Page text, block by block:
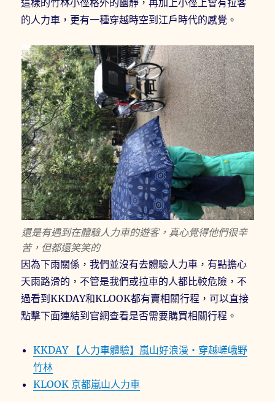
這樣的竹林小徑格外的幽靜，再加上小徑上會有拉客
的人力車，更有一種穿越時空到江戶時代的感覺。
還是有遇到在體驗人力車的遊客，真心覺得他們很辛
苦，但都還笑笑的
因為下雨關係，我們並沒有去體驗人力車，有點擔心
天雨路滑的，不管是我們或拉車的人都比較危險，不
過看到KKDAY和KLOOK都有賣相關行程，可以直接
點擊下面連結到官網查看是否需要購買相關行程。
KKDAY 【人力車體驗】嵐山好浪漫・穿越嵯峨野
竹林
KLOOK 京都嵐山人力車